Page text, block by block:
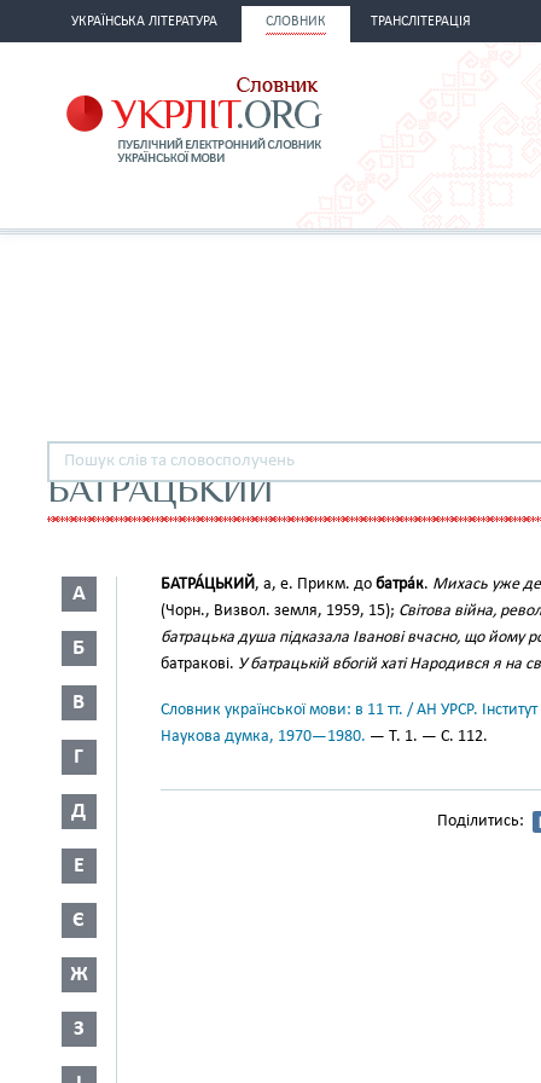
УКРАЇНСЬКА ЛІТЕРАТУРА СЛОВНИК ТРАНСЛІТЕРАЦІЯ
БАТРАЦЬКИЙ
А
Б
В
Г
Д
Е
Є
Ж
З
БАТРА́ЦЬКИЙ, а, е. Прикм. до батра́к. Михась уже
(Чорн., Визвол. земля, 1959, 15); Світова війна,
батрацька душа підказала Іванові вчасно, що йому
батракові. У батрацькій вбогій хаті Народився я на
Словник української мови: в 11 тт. / АН УРСР.
Наукова думка, 1970—1980. — Т. 1. — С. 112.
Поділитись: